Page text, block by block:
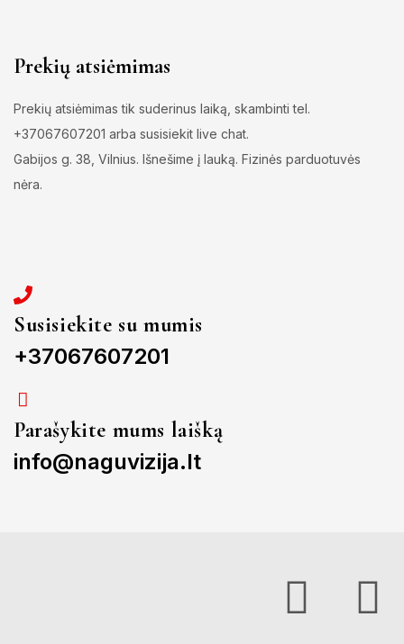
Prekių atsiėmimas
Prekių atsiėmimas tik suderinus laiką, skambinti tel.
+37067607201 arba susisiekit live chat.
Gabijos g. 38, Vilnius. Išnešime į lauką. Fizinės parduotuvės
nėra.
Susisiekite su mumis
+37067607201
Parašykite mums laišką
info@naguvizija.lt